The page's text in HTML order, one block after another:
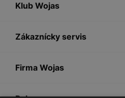
Klub Wojas
Zákaznícky servis
Firma Wojas